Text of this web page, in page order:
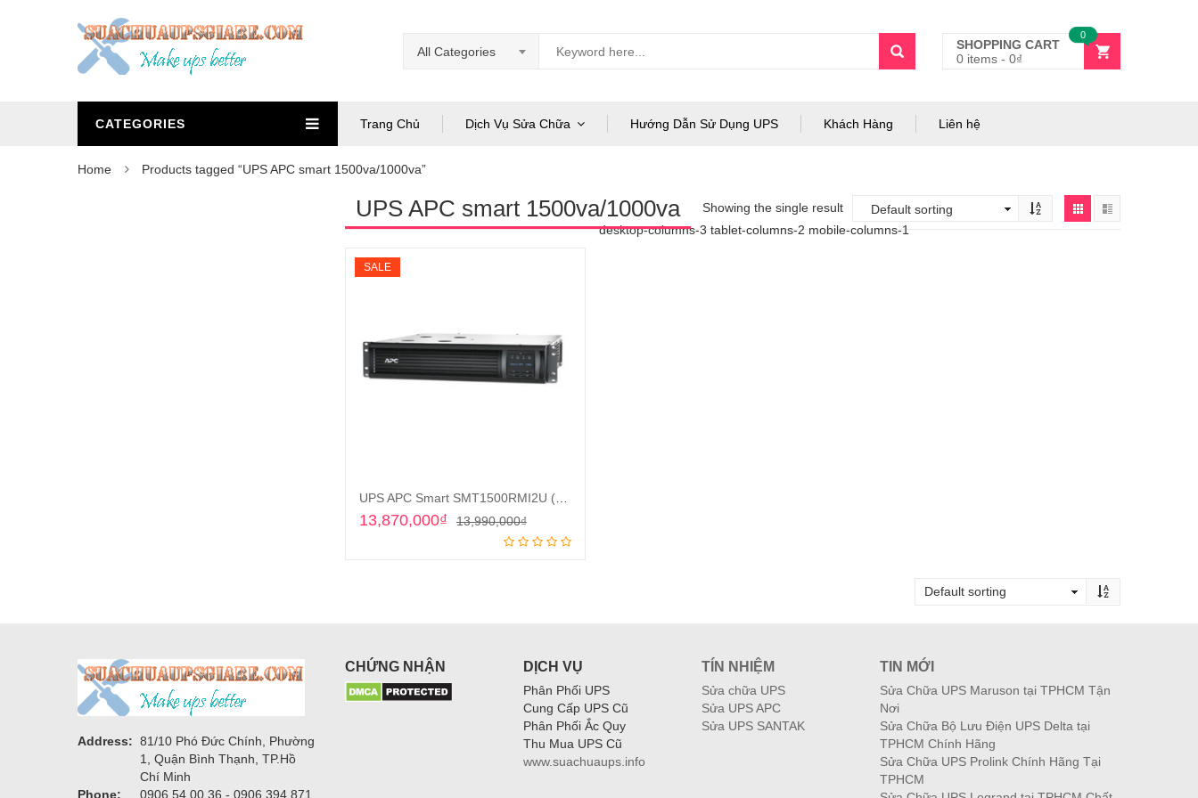
All Categories
SHOPPING CART
0 items - 0₫
0
CATEGORIES Trang Chủ Dịch Vụ Sửa Chữa Hướng Dẫn Sử Dụng UPS Khách Hàng Liên hệ
Home Products tagged “UPS APC smart 1500va/1000va”
UPS APC smart 1500va/1000va
Showing the single result
desktop-columns-3 tablet-columns-2 mobile-columns-1
SALE
Add to cart
13,990,000₫Original
price
13,870,000₫
Current
price
Address: 81/10 Phó Đức Chính, Phường
1, Quận Bình Thạnh, TP.Hồ
Chí Minh
Phone:
0906 54 00 36 - 0906 394 871
CHỨNG NHẬN DỊCH VỤ
Phân Phối UPS
Cung Cấp UPS Cũ
Phân Phối Ắc Quy
Thu Mua UPS Cũ
www.suachuaups.info
TÍN NHIỆM
Sửa chữa UPS
Sửa UPS APC
Sửa UPS SANTAK
TIN MỚI
Sửa Chữa UPS Maruson tại TPHCM Tận
Nơi
Sửa Chữa Bộ Lưu Điện UPS Delta tại
TPHCM Chính Hãng
Sửa Chữa UPS Prolink Chính Hãng Tại
TPHCM